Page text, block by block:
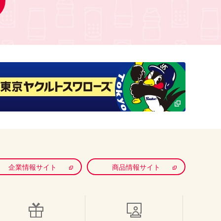
企業情報サイト 商品情報サイト